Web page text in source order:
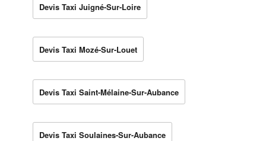
Devis Taxi Juigné-Sur-Loire
Devis Taxi Mozé-Sur-Louet
Devis Taxi Saint-Mélaine-Sur-Aubance
Devis Taxi Soulaines-Sur-Aubance